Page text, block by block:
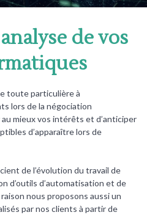
de vos
toute particulière à
lors de la négociation
mieux vos intérêts et d’anticiper
d’apparaître lors de
de l’évolution du travail de
d’outils d’automatisation et de
nous proposons aussi un
par nos clients à partir de